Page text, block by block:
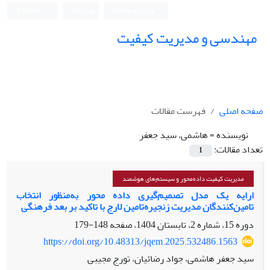
مهندسی و مدیریت کیفیت
صفحه اصلی
فهرست مقالات
نویسنده =هاشمی، سید جعفر
تعداد مقالات:
1
مدیریت کیفیت داده‌محور و سیستم‌های هوشمند
ارایه یک مدل تصمیم‌گیری داده محور به‌منظور انتخاب
تامین‌‌کنندگان مدیریت زنجیره‌تامین لارج با تاکید بر بعد فرهنگی
دوره 15، شماره 2، تابستان 1404، صفحه
148-179
https://doi.org/10.48313/jqem.2025.532486.1563
سید جعفر هاشمی، جواد رضائیان، تورج مجیبی